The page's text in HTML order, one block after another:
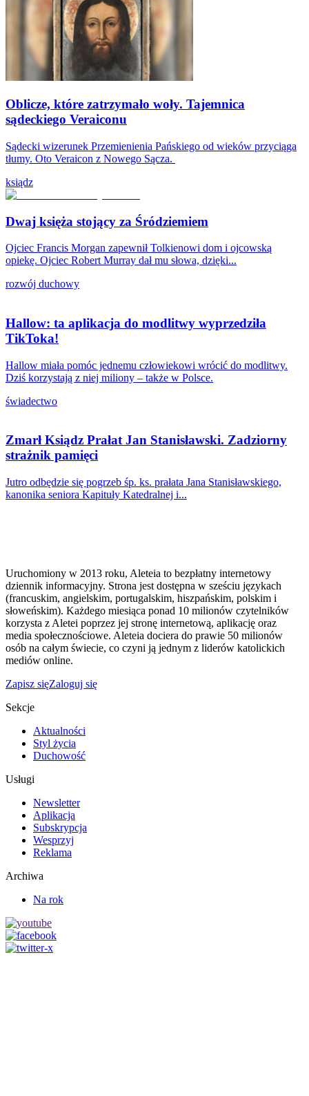
Oblicze, które zatrzymało woły. Tajemnica
sądeckiego Veraiconu
Sądecki wizerunek Przemienienia Pańskiego od wieków przyciąga
tłumy. Oto Veraicon z Nowego Sącza.
ksiądz
Dwaj księża stojący za Śródziemiem
Ojciec Francis Morgan zapewnił Tolkienowi dom i ojcowską
opiekę. Ojciec Robert Murray dał mu słowa, dzięki...
rozwój duchowy
Hallow: ta aplikacja do modlitwy wyprzedziła
TikToka!
Hallow miała pomóc jednemu człowiekowi wrócić do modlitwy.
Dziś korzystają z niej miliony – także w Polsce.
świadectwo
Zmarł Ksiądz Prałat Jan Stanisławski. Zadziorny
strażnik pamięci
Jutro odbędzie się pogrzeb śp. ks. prałata Jana Stanisławskiego,
kanonika seniora Kapituły Katedralnej i...
Uruchomiony w 2013 roku, Aleteia to bezpłatny internetowy
dziennik informacyjny. Strona jest dostępna w sześciu językach
(francuskim, angielskim, portugalskim, hiszpańskim, polskim i
słoweńskim). Każdego miesiąca ponad 10 milionów czytelników
korzysta z Aletei poprzez jej stronę internetową, aplikację oraz
media społecznościowe. Aleteia dociera do prawie 50 milionów
osób na całym świecie, co czyni ją jednym z liderów katolickich
mediów online.
Zapisz sięZaloguj się
Sekcje
Aktualności
Styl życia
Duchowość
Usługi
Newsletter
Aplikacja
Subskrypcja
Wesprzyj
Reklama
Archiwa
Na rok